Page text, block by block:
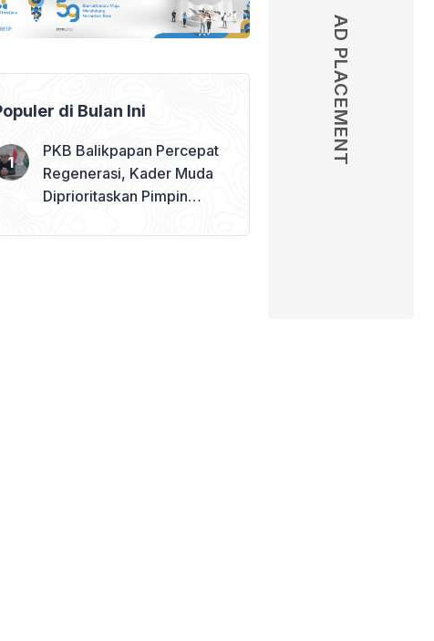
AD PLACEMENT
di Bulan Ini
PKB Balikpapan Percepat
Regenerasi, Kader Muda
Diprioritaskan Pimpin